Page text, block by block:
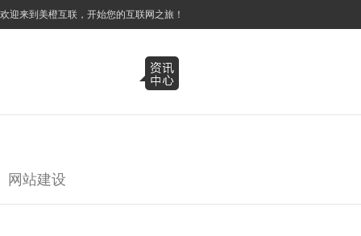
欢迎来到美橙互联，开始您的互联网之旅！
网站建设